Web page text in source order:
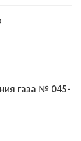
газа № 045-